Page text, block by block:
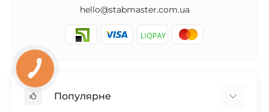
hello@stabmaster.com.ua
Популярне